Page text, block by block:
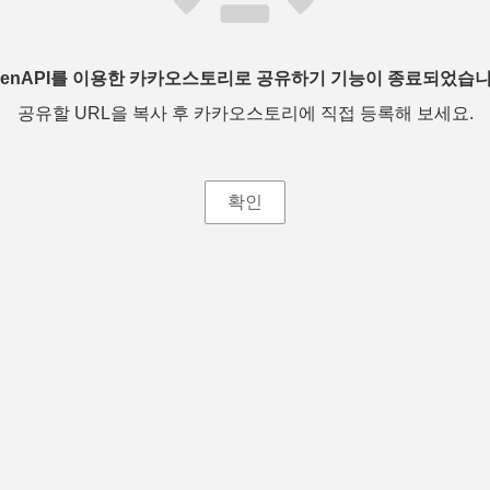
를 이용한 카카오스토리로 공유하기 기능이 종료되었습
공유할 URL을 복사 후 카카오스토리에 직접 등록해 보세요.
확인